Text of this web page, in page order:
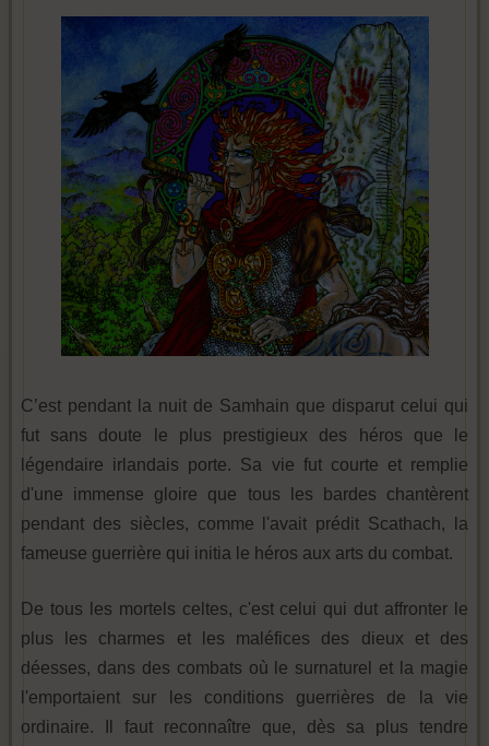
C’est pendant la nuit de Samhain que disparut celui qui
fut sans doute le plus prestigieux des héros que le
légendaire irlandais porte. Sa vie fut courte et remplie
d'une immense gloire que tous les bardes chantèrent
pendant des siècles, comme l'avait prédit Scathach, la
fameuse guerrière qui initia le héros aux arts du combat.
De tous les mortels celtes, c'est celui qui dut affronter le
plus les charmes et les maléfices des dieux et des
déesses, dans des combats où le surnaturel et la magie
l'emportaient sur les conditions guerrières de la vie
ordinaire. Il faut reconnaître que, dès sa plus tendre